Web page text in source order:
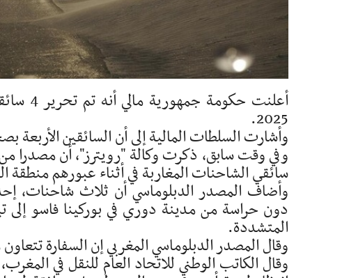
2025.
وأشارت السلطات المالية إلى أن السائقين الأربعة
سائقي الشاحنات المغاربة في أثناء عبورهم منطقة
وأضاف المصدر الدبلوماسي أن ثلاث شاحنات،
دون حراسة من مدينة دوري في بوركينا فاسو إلى
المتشددة.
وقال المصدر الدبلوماسي المغربي إن السفارة
وقال الكاتب الوطني للاتحاد العام للنقل في